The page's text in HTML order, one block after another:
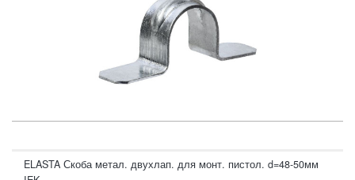
ELASTA Скоба метал. двухлап. для монт. пистол. d=48-50мм